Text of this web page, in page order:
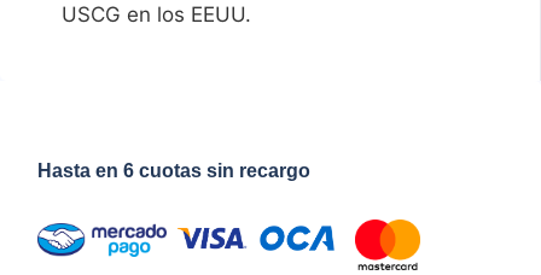
USCG en los EEUU.
Hasta en 6 cuotas sin recargo